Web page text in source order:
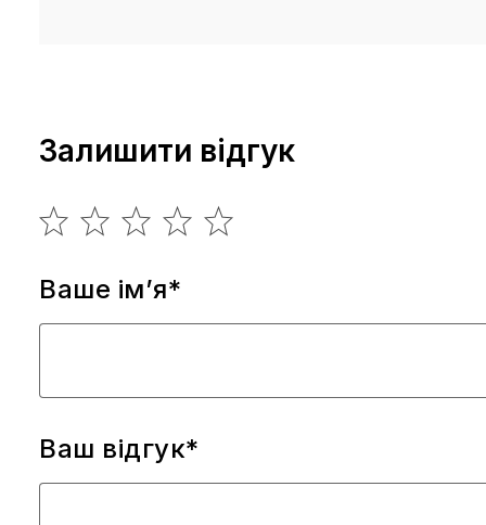
Залишити відгук
Ваше ім’я*
Ваш відгук*